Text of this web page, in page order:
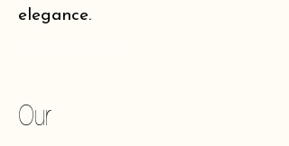
elegance.
Our